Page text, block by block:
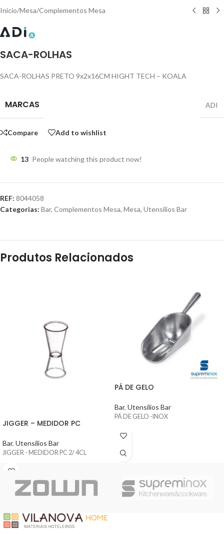
Início/Mesa/Complementos Mesa
SACA-ROLHAS
SACA-ROLHAS PRETO 9x2x16CM HIGHT TECH – KOALA
MARCAS ADI
Compare Add to wishlist
13 People watching this product now!
REF: 8044058
Categorias: Bar, Complementos Mesa, Mesa, Utensílios Bar
Produtos Relacionados
JIGGER – MEDIDOR PC
Bar, Utensílios Bar
JIGGER - MEDIDOR PC 2/ 4CL
PÁ DE GELO
Bar, Utensílios Bar
PÁ DE GELO -INOX